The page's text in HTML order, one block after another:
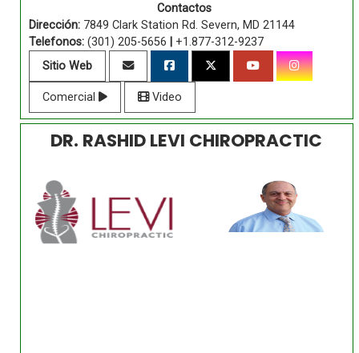
Contactos
Dirección:7849 Clark Station Rd. Severn, MD 21144
Telefonos:(301) 205-5656
+1.877-312-9237
Sitio Web
Comercial Video
DR. RASHID LEVI CHIROPRACTIC